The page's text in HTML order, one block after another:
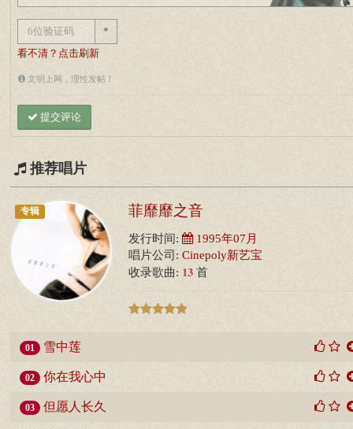
*
看不清？点击刷新
文明上网，理性发帖！
提交评论
推荐唱片
专辑 菲靡靡之音
发行时间: 1995年07月
唱片公司: Cinepoly新艺宝
收录歌曲: 13 首
01 雪中莲
02 你在我心中
03 但愿人长久